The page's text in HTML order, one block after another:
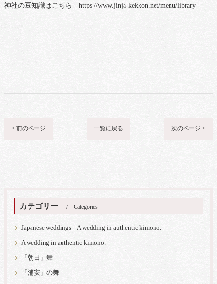
神社の豆知識はこちら https://www.jinja-kekkon.net/menu/library
< 前のページ 一覧に戻る 次のページ >
カテゴリー Categories
Japanese weddings A wedding in authentic kimono.
A wedding in authentic kimono.
「朝日」舞
「浦安」の舞